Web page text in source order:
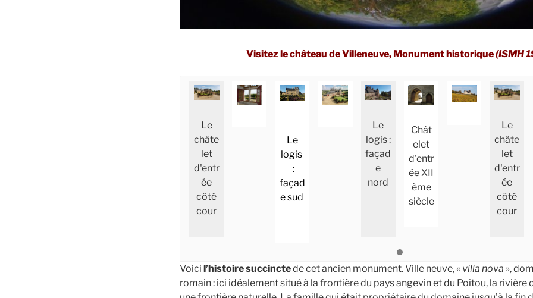
Visitez le château de Villeneuve, Monument historique(ISMH
Le
châte
let
d'entr
ée
côté
cour
Le
logis
:
façad
e sud
Le
logis :
façad
e
nord
Chât
elet
d'entr
ée XII
ème
siècle
Le
châte
let
d'entr
ée
côté
cour
Voici l’histoire succinctede cet ancien monument. Ville neuve, « villa nova »,
romain : ici idéalement situé à la frontière du pays angevin et du Poitou, la rivière